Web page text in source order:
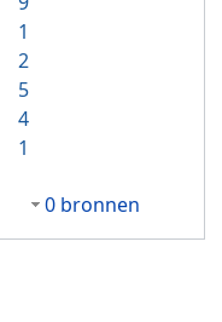
1
2
5
4
1
0 bronnen